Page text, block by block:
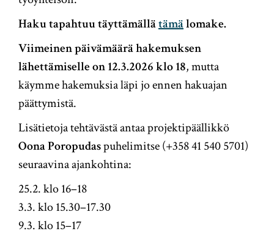
Haku tapahtuu täyttämällätämälomake.
Viimeinen päivämäärä hakemuksen
lähettämiselle on 12.3.2026 klo 18, mutta
käymme hakemuksia läpi jo ennen hakuajan
päättymistä.
Lisätietoja tehtävästä antaa projektipäällikkö
Oona Poropudaspuhelimitse (+358 41 540 5701)
seuraavina ajankohtina:
25.2. klo 16–18
3.3. klo 15.30–17.30
9.3. klo 15–17